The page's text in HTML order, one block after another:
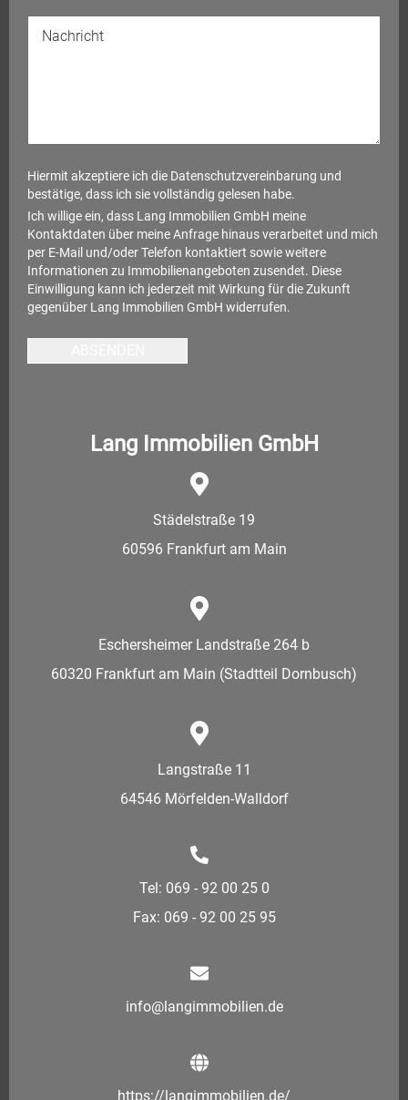
Hiermit akzeptiere ich die Datenschutzvereinbarung und
bestätige, dass ich sie vollständig gelesen habe.
Ich willige ein, dass Lang Immobilien GmbH meine
Kontaktdaten über meine Anfrage hinaus verarbeitet und mich
per E-Mail und/oder Telefon kontaktiert sowie weitere
Informationen zu Immobilienangeboten zusendet. Diese
Einwilligung kann ich jederzeit mit Wirkung für die Zukunft
gegenüber Lang Immobilien GmbH widerrufen.
Lang Immobilien GmbH
Städelstraße 19
60596 Frankfurt am Main
Eschersheimer Landstraße 264 b
60320 Frankfurt am Main (Stadtteil Dornbusch)
Langstraße 11
64546 Mörfelden-Walldorf
Tel: 069 - 92 00 25 0
Fax: 069 - 92 00 25 95
info@langimmobilien.de
https://langimmobilien.de/